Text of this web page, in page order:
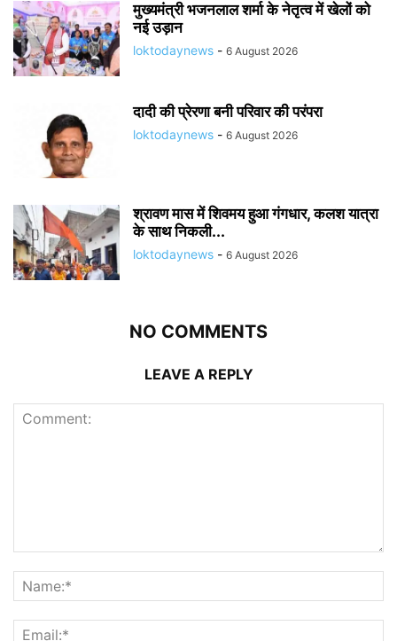
मुख्यमंत्री भजनलाल शर्मा के नेतृत्व में खेलों को
नई उड़ान
loktodaynews - 6 August 2026
दादी की प्रेरणा बनी परिवार की परंपरा
loktodaynews - 6 August 2026
श्रावण मास में शिवमय हुआ गंगधार, कलश यात्रा
के साथ निकली...
loktodaynews - 6 August 2026
NO COMMENTS
LEAVE A REPLY